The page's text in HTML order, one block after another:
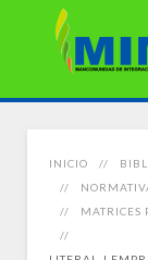
INICIO
MATRICES